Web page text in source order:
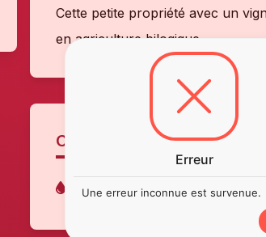
Cette petite propriété avec un
en agriculture bilogique.
CÉPAGES
Cabernet Sauvignon
Erreur
Une erreur inconnue est survenue.